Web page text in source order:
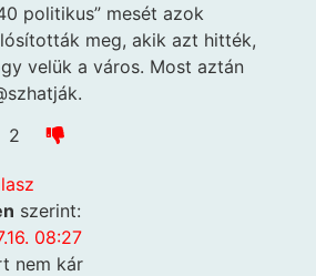
politikus” mesét azok
meg, akik azt hitték,
velük a város. Most aztán
2
szerint:
08:27
nem kár